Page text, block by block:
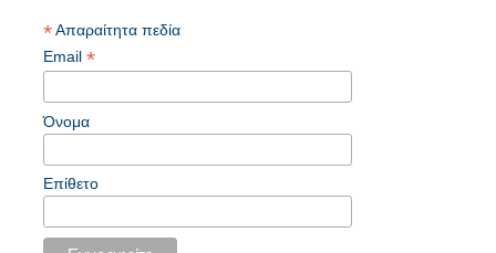
*Απαραίτητα πεδία
Email *
Όνομα
Επίθετο